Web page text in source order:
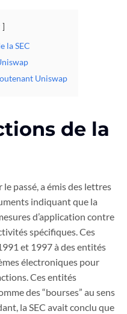
la SEC
Uniswap
de la
passé, a émis des lettres
indiquant que la
d’application contre
spécifiques. Ces
et 1997 à des entités
électroniques pour
Ces entités
des “bourses” au sens
la SEC avait conclu que